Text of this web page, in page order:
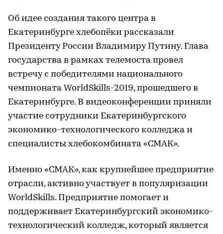
Об идее создания такого центра в
Екатеринбурге хлебопёки рассказали
Президенту России Владимиру Путину. Глава
государства в рамках телемоста провел
встречу с победителями национального
чемпионата WorldSkills-2019, прошедшего в
Екатеринбурге. В видеоконференции приняли
участие сотрудники Екатеринбургского
экономико-технологического колледжа и
специалисты хлебокомбината «СМАК».
Именно «СМАК», как крупнейшее предприятие
отрасли, активно участвует в популяризации
WorldSkills. Предприятие помогает и
поддерживает Екатеринбургский экономико-
технологический колледж, который является